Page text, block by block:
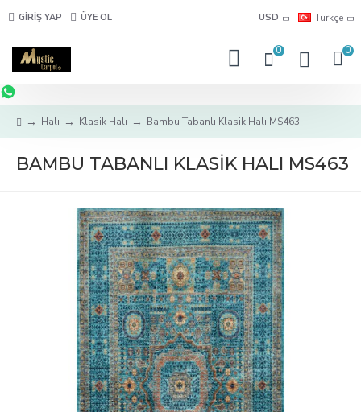
GIRIŞ YAP ÜYE OL USD Türkçe
0 0
Halı Klasik Halı Bambu Tabanlı Klasik Halı MS463
BAMBU TABANLI KLASIK HALI MS463